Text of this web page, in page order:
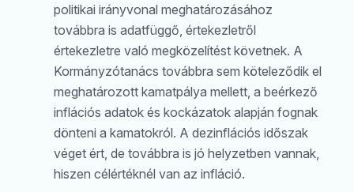
politikai irányvonal meghatározásához
továbbra is adatfüggő, értekezletről
értekezletre való megközelítést követnek. A
Kormányzótanács továbbra sem köteleződik el
meghatározott kamatpálya mellett, a beérkező
inflációs adatok és kockázatok alapján fognak
dönteni a kamatokról. A dezinflációs időszak
véget ért, de továbbra is jó helyzetben vannak,
hiszen célértéknél van az infláció.